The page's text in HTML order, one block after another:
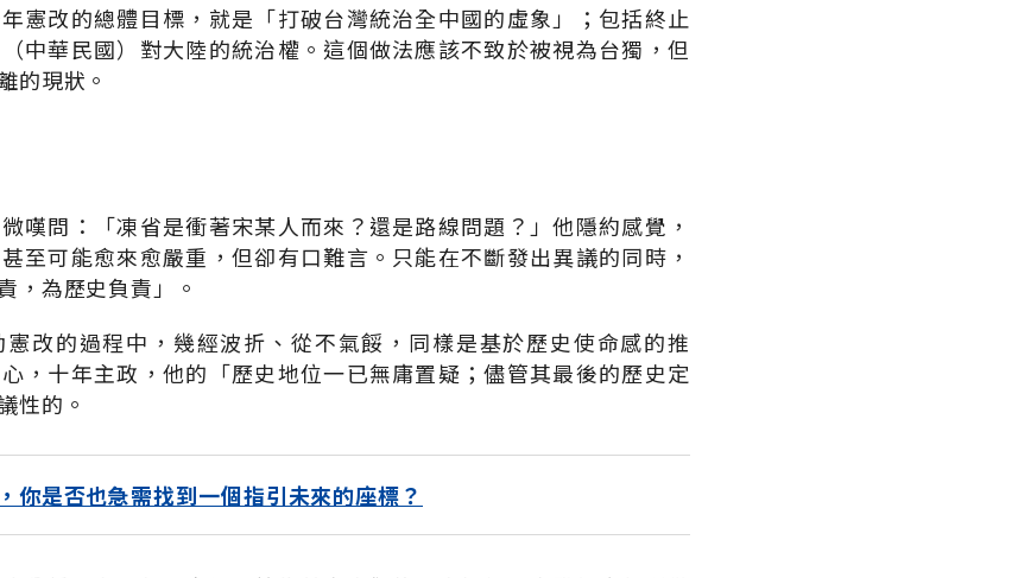
憲改的總體目標，就是「打破台灣統治全中國的虛象」；包括終止
中華民國）對大陸的統治權。這個做法應該不致於被視為台獨，但
的現狀。
嘆問：「凍省是衝著宋某人而來？還是路線問題？」他隱約感覺，
至可能愈來愈嚴重，但卻有口難言。只能在不斷發出異議的同時，
，為歷史負責」。
改的過程中，幾經波折、從不氣餒，同樣是基於歷史使命感的推
，十年主政，他的「歷史地位一已無庸置疑；儘管其最後的歷史定
性的。
你是否也急需找到一個指引未來的座標？